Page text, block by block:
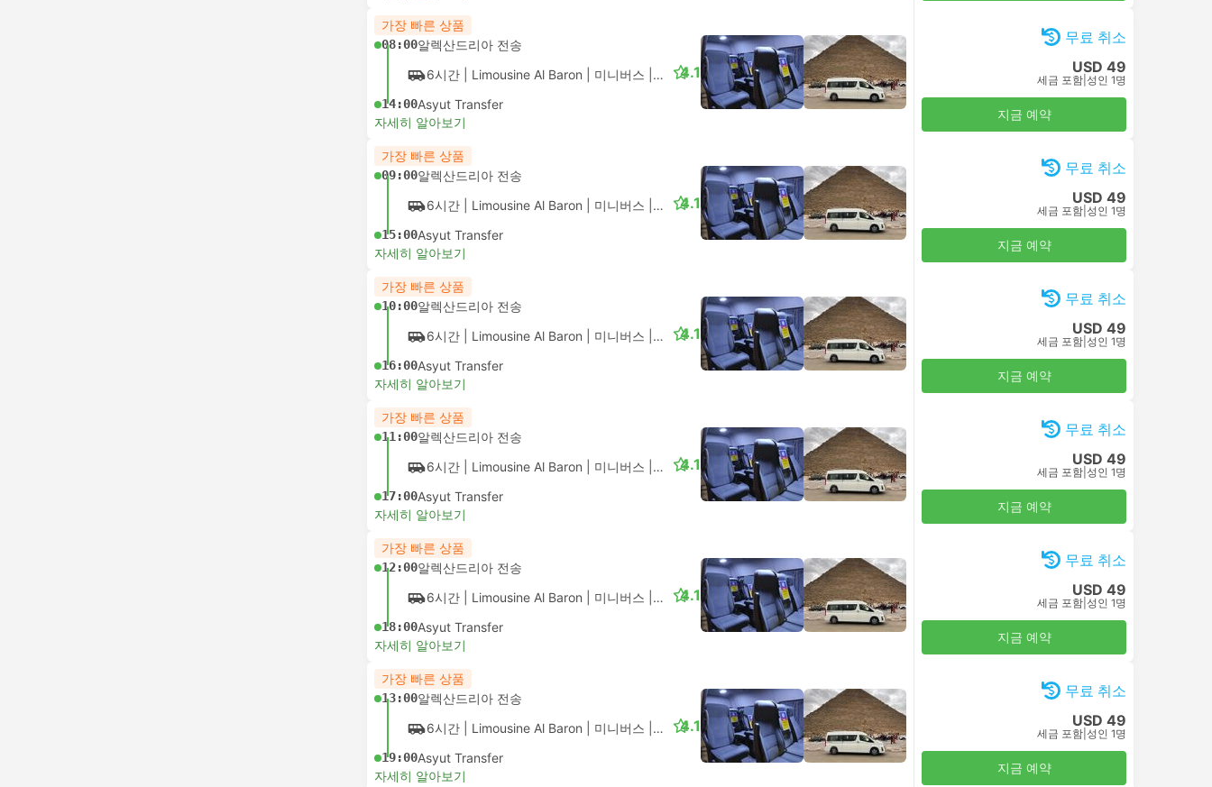
가장 빠른 상품
08:00알렉산드리아 전송
6시간 | Limousine Al Baron 미니버스 VIP
14:00Asyut Transfer
4.1
자세히 알아보기
무료 취소
USD 49
세금 포함 성인 1명
지금 예약
가장 빠른 상품
09:00알렉산드리아 전송
6시간 | Limousine Al Baron 미니버스 VIP
15:00Asyut Transfer
4.1
자세히 알아보기
무료 취소
USD 49
세금 포함 성인 1명
지금 예약
가장 빠른 상품
10:00알렉산드리아 전송
6시간 | Limousine Al Baron 미니버스 VIP
16:00Asyut Transfer
4.1
자세히 알아보기
무료 취소
USD 49
세금 포함 성인 1명
지금 예약
가장 빠른 상품
11:00알렉산드리아 전송
6시간 | Limousine Al Baron 미니버스 VIP
17:00Asyut Transfer
4.1
자세히 알아보기
무료 취소
USD 49
세금 포함 성인 1명
지금 예약
가장 빠른 상품
12:00알렉산드리아 전송
6시간 | Limousine Al Baron 미니버스 VIP
18:00Asyut Transfer
4.1
자세히 알아보기
무료 취소
USD 49
세금 포함 성인 1명
지금 예약
가장 빠른 상품
13:00알렉산드리아 전송
6시간 | Limousine Al Baron 미니버스 VIP
19:00Asyut Transfer
4.1
자세히 알아보기
무료 취소
USD 49
세금 포함 성인 1명
지금 예약